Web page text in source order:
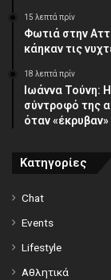
15 λεπτά πρίν
Φωτιά στην
κάηκαν τις
18 λεπτά πρίν
Ιωάννα Τούνη:
σύντροφό της
όταν
Κατηγορίες
Chat
Events
Lifestyle
Αθλητικά